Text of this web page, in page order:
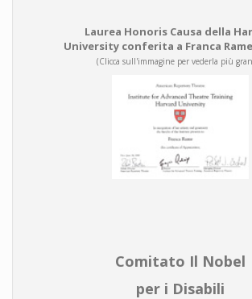
Laurea Honoris Causa della
University conferita a Franca
(Clicca sull'immagine per vederla più
Comitato Il Nobel
per i Disabili